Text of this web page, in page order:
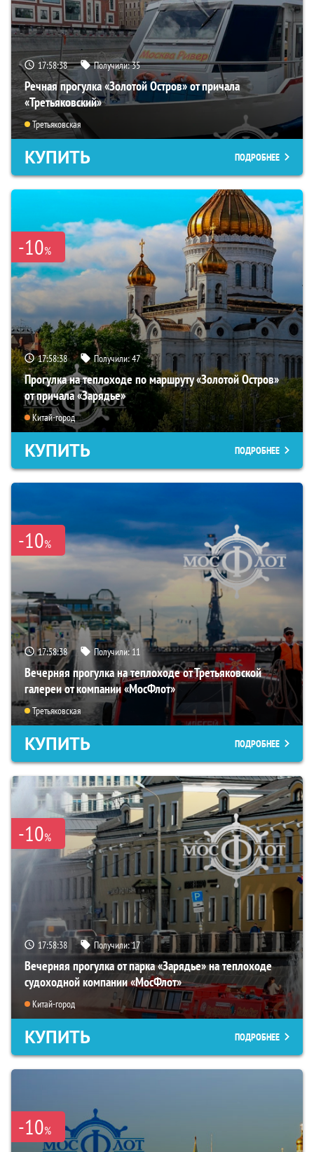
17:58:36 Получили:35
Речная прогулка «Золотой Остров» от причала
«Третьяковский»
Третьяковская
КУПИТЬ ПОДРОБНЕЕ
-10%
17:58:36 Получили:47
Прогулка на теплоходе по маршруту «Золотой Остров»
от причала «Зарядье»
Китай-город
КУПИТЬ ПОДРОБНЕЕ
-10%
17:58:36 Получили: 11
Вечерняя прогулка на теплоходе от Третьяковской
галереи от компании «МосФлот»
Третьяковская
КУПИТЬ ПОДРОБНЕЕ
-10%
17:58:36 Получили:17
Вечерняя прогулка от парка «Зарядье» на теплоходе
судоходной компании «МосФлот»
Китай-город
КУПИТЬ ПОДРОБНЕЕ
-10%